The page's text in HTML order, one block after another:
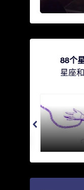
88个
星座